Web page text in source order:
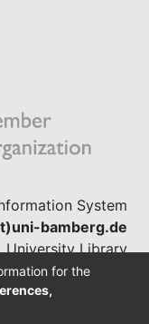
System
bamberg.de
University Library
(0951) 863-1568
for the